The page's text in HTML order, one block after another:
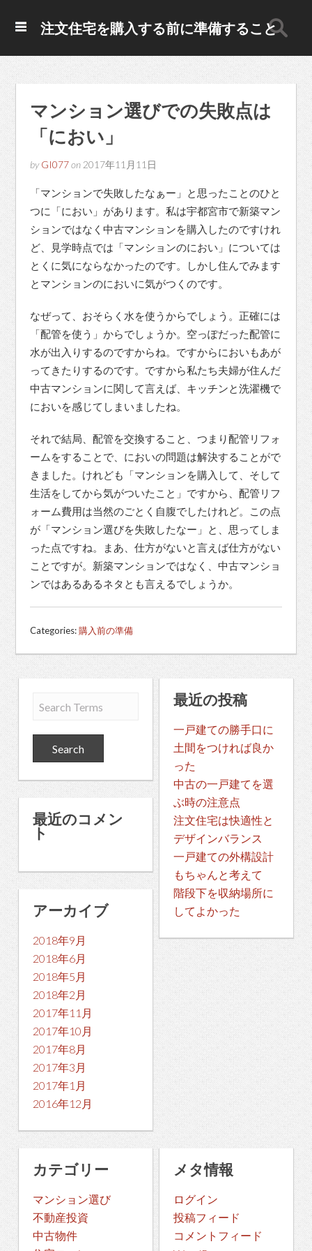
注文住宅を購入する前に準備すること
マンション選びでの失敗点は
「におい」
by GI077on 2017年11月11日
「マンションで失敗したなぁー」と思ったことのひと
つに「におい」があります。私は宇都宮市で新築マン
ションではなく中古マンションを購入したのですけれ
ど、見学時点では「マンションのにおい」については
とくに気にならなかったのです。しかし住んでみます
とマンションのにおいに気がつくのです。
なぜって、おそらく水を使うからでしょう。正確には
「配管を使う」からでしょうか。空っぽだった配管に
水が出入りするのですからね。ですからにおいもあが
ってきたりするのです。ですから私たち夫婦が住んだ
中古マンションに関して言えば、キッチンと洗濯機で
においを感じてしまいましたね。
それで結局、配管を交換すること、つまり配管リフォ
ームをすることで、においの問題は解決することがで
きました。けれども「マンションを購入して、そして
生活をしてから気がついたこと」ですから、配管リフ
ォーム費用は当然のごとく自腹でしたけれど。この点
が「マンション選びを失敗したなー」と、思ってしま
った点ですね。まあ、仕方がないと言えば仕方がない
ことですが。新築マンションではなく、中古マンショ
ンではあるあるネタとも言えるでしょうか。
Categories:購入前の準備
最近の投稿
一戸建ての勝手口に
土間をつければ良か
った
中古の一戸建てを選
ぶ時の注意点
注文住宅は快適性と
デザインバランス
一戸建ての外構設計
もちゃんと考えて
階段下を収納場所に
してよかった
最近のコメン
ト
アーカイブ
2018年9月
2018年6月
2018年5月
2018年2月
2017年11月
2017年10月
2017年8月
2017年3月
2017年1月
2016年12月
カテゴリー
マンション選び
不動産投資
中古物件
メタ情報
ログイン
投稿フィード
コメントフィード